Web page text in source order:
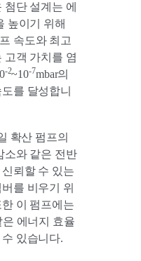
단 설계는 에
높이기 위해
속도와 최고
고객 가치를 염
-2~10-7mbar의
를 달성합니
확산 펌프의
소와 같은 전반
뢰할 수 있는
를 비우기 위
이 펌프에는
에너지 효율
있습니다.